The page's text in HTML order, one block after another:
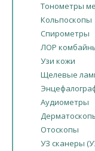
Тонометры
Кольпоскопы
Спирометры
ЛОР
Узи кожи
Щелевые
Аудиометры
Отоскопы
УЗ сканеры